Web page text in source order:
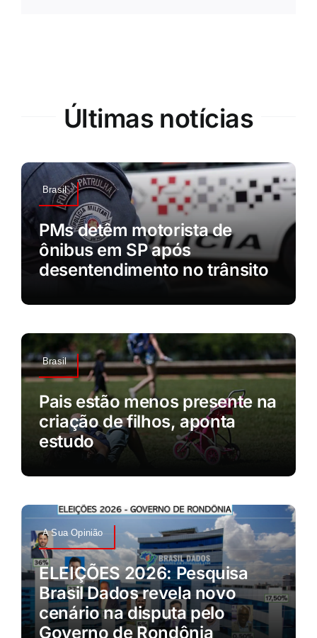
Últimas notícias
Brasil
PMs detêm motorista de
ônibus em SP após
desentendimento no trânsito
Brasil
Pais estão menos presente na
criação de filhos, aponta
estudo
A Sua Opinião
ELEIÇÕES 2026: Pesquisa
Brasil Dados revela novo
cenário na disputa pelo
Governo de Rondônia